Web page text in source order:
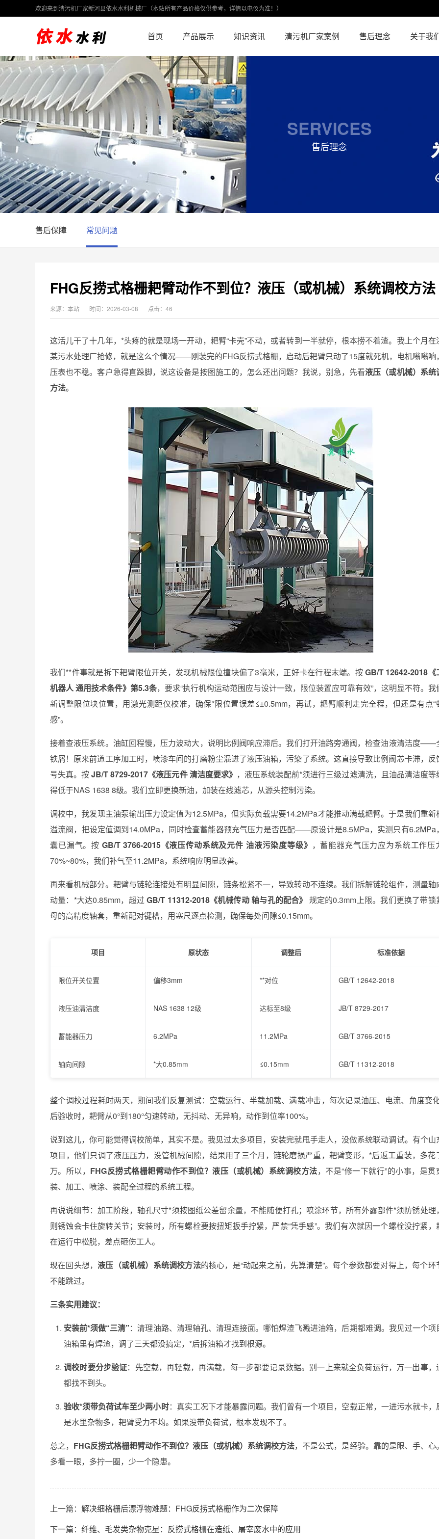
欢迎来到清污机厂家新河县依水水利机械厂（本站所有产品价格仅供参考，详情以电仪为准！）
首页 产品展示 知识资讯 清污机厂家案例 售后理念 关于我
SERVICES
售后理念
售后保障 常见问题
FHG反捞式格栅耙臂动作不到位？液压（或机械）系统调校方法
来源：本站 时间：2026-03-08 点击：46
这活儿干了十几年，*头疼的就是现场一开动，耙臂“卡壳”不动，或者转到一半就停，根本捞不着渣。我上个月在
某污水处理厂抢修，就是这么个情况——刚装完的FHG反捞式格栅，启动后耙臂只动了15度就死机，电机嗡嗡响
压表也不稳。客户急得直跺脚，说这设备是按图施工的，怎么还出问题？我说，别急，先看液压（或机械）系统
方法。
我们**件事就是拆下耙臂限位开关，发现机械限位撞块偏了3毫米，正好卡在行程末端。按GB/T 12642-2018《
机器人 通用技术条件》第5.3条，要求“执行机构运动范围应与设计一致，限位装置应可靠有效”，这明显不符。我
新调整限位块位置，用激光测距仪校准，确保*限位置误差≤±0.5mm，再试，耙臂顺利走完全程，但还是有点“
感”。
接着查液压系统。油缸回程慢，压力波动大，说明比例阀响应滞后。我们打开油路旁通阀，检查油液清洁度——
铁屑！原来前道工序加工时，喷漆车间的打磨粉尘混进了液压油箱，污染了系统。这直接导致比例阀芯卡滞，反
号失真。按JB/T 8729-2017《液压元件 清洁度要求》 ，液压系统装配前*须进行三级过滤清洗，且油品清洁度等
得低于NAS 1638 8级。我们立即更换新油，加装在线滤芯，从源头控制污染。
调校中，我发现主油泵输出压力设定值为12.5MPa，但实际负载需要14.2MPa才能推动满载耙臂。于是我们重新
溢流阀，把设定值调到14.0MPa，同时检查蓄能器预充气压力是否匹配——原设计是8.5MPa，实测只有6.2MPa
囊已漏气。按 GB/T 3766-2015《液压传动系统及元件 油液污染度等级》 ，蓄能器充气压力应为系统工作压
70%~80%，我们补气至11.2MPa，系统响应明显改善。
再来看机械部分。耙臂与链轮连接处有明显间隙，链条松紧不一，导致转动不连续。我们拆解链轮组件，测量轴
动量：*大达0.85mm，超过GB/T 11312-2018《机械传动 轴与孔的配合》 规定的0.3mm上限。我们更换了带锁
母的高精度轴套，重新配对键槽，用塞尺逐点检测，确保每处间隙≤0.15mm。
项目 原状态 调整后 标准依据
限位开关位置 偏移3mm **对位 GB/T 12642-2018
液压油清洁度 NAS 1638 12级 达标至8级 JB/T 8729-2017
蓄能器压力 6.2MPa 11.2MPa GB/T 3766-2015
轴向间隙 *大0.85mm ≤0.15mm GB/T 11312-2018
整个调校过程耗时两天，期间我们反复测试：空载运行、半载加载、满载冲击，每次记录油压、电流、角度变
后验收时，耙臂从0°到180°匀速转动，无抖动、无异响，动作到位率100%。
说到这儿，你可能觉得调校简单，其实不是。我见过太多项目，安装完就甩手走人，没做系统联动调试。有个山
项目，他们只调了液压压力，没管机械间隙，结果用了三个月，链轮磨损严重，耙臂变形，*后返工重装，多花
万。所以， FHG反捞式格栅耙臂动作不到位？液压（或机械）系统调校方法，不是“修一下就行”的小事，是贯
装、加工、喷涂、装配全过程的系统工程。
再说说细节：加工阶段，轴孔尺寸*须按图纸公差留余量，不能随便打孔；喷涂环节，所有外露部件*须防锈处理
则锈蚀会卡住旋转关节；安装时，所有螺栓要按扭矩扳手拧紧，严禁“凭手感”。我们有次就因一个螺栓没拧紧，
在运行中松脱，差点砸伤工人。
现在回头想，液压（或机械）系统调校方法的核心，是“动起来之前，先算清楚”。每个参数都要对得上，每个环
不能跳过。
三条实用建议：
安装前*须做“三清”：清理油路、清理轴孔、清理连接面。哪怕焊渣飞溅进油箱，后期都难调。我见过一个项
油箱里有焊渣，调了三天都没搞定，*后拆油箱才找到根源。
调校时要分步验证：先空载，再轻载，再满载，每一步都要记录数据。别一上来就全负荷运行，万一出事，
都找不到头。
验收*须带负荷试车至少两小时：真实工况下才能暴露问题。我们曾有一个项目，空载正常，一进污水就卡，
是水里杂物多，耙臂受力不均。如果没带负荷试，根本发现不了。
总之， FHG反捞式格栅耙臂动作不到位？液压（或机械）系统调校方法，不是公式，是经验。靠的是眼、手、心
多看一眼，多拧一圈，少一个隐患。
上一篇： 解决细格栅后漂浮物难题：FHG反捞式格栅作为二次保障
下一篇： 纤维、毛发类杂物克星：反捞式格栅在造纸、屠宰废水中的应用